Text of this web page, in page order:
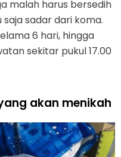
malah harus bersedih
sadar dari koma.
6 hari, hingga
sekitar pukul 17.00
akan menikah